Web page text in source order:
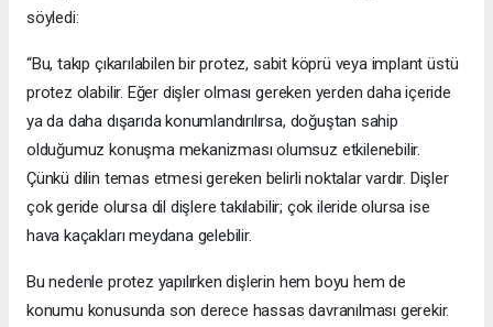
söyledi:
“Bu, takıp çıkarılabilen bir protez, sabit köprü veya implant üstü
protez olabilir. Eğer dişler olması gereken yerden daha içeride
ya da daha dışarıda konumlandırılırsa, doğuştan sahip
olduğumuz konuşma mekanizması olumsuz etkilenebilir.
Çünkü dilin temas etmesi gereken belirli noktalar vardır. Dişler
çok geride olursa dil dişlere takılabilir; çok ileride olursa ise
hava kaçakları meydana gelebilir.
Bu nedenle protez yapılırken dişlerin hem boyu hem de
konumu konusunda son derece hassas davranılması gerekir.